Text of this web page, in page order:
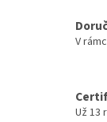
V
Už 13